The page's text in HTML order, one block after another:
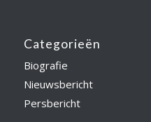
Categorieën
Biografie
Nieuwsbericht
Persbericht